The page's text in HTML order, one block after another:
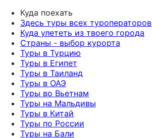
Куда поехать
Здесь туры всех туроператоров
Куда улететь из твоего города
Страны - выбор курорта
Туры в Турцию
Туры в Египет
Туры в Таиланд
Туры в ОАЭ
Туры во Вьетнам
Туры на Мальдивы
Туры в Китай
Туры по России
Туры на Бали